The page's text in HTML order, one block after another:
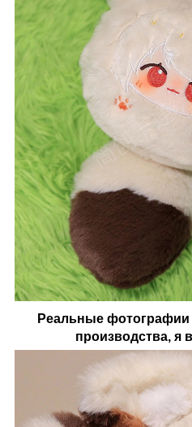
Реальные фотографии
производства, я